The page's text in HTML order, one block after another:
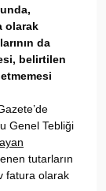
olarak
da
belirtilen
Genel Tebliği
tutarların
fatura olarak